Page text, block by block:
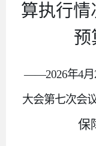
算执行情
预
——2026年4月
大会第七次会
保